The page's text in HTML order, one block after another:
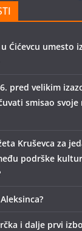
Ćićevcu umesto
pred velikim
smisao
Kruševca za
podrške
i dalje prvi